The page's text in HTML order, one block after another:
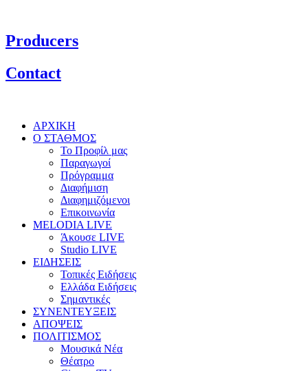
Producers
Contact
ΑΡΧΙΚΗ
Ο ΣΤΑΘΜΟΣ
Το Προφίλ μας
Παραγωγοί
Πρόγραμμα
Διαφήμιση
Διαφημιζόμενοι
Επικοινωνία
MELODIA LIVE
Άκουσε LIVE
Studio LIVE
ΕΙΔΗΣΕΙΣ
Τοπικές Ειδήσεις
Ελλάδα Ειδήσεις
Σημαντικές
ΣΥΝΕΝΤΕΥΞΕΙΣ
ΑΠΟΨΕΙΣ
ΠΟΛΙΤΙΣΜΟΣ
Μουσικά Νέα
Θέατρο